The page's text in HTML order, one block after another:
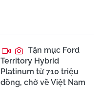
Tận mục Ford
Territory Hybrid
Platinum từ 710 triệu
đồng, chờ về Việt Nam